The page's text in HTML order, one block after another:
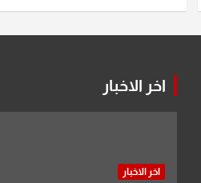
اخر الاخبار
اخر الاخبار